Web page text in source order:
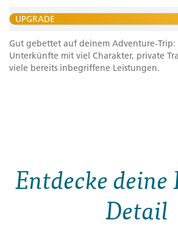
UPGRADE
Gut gebettet auf deinem Adventure-Trip:
Unterkünfte mit viel Charakter, private
viele bereits inbegriffene Leistungen.
Entdecke deine
Detail